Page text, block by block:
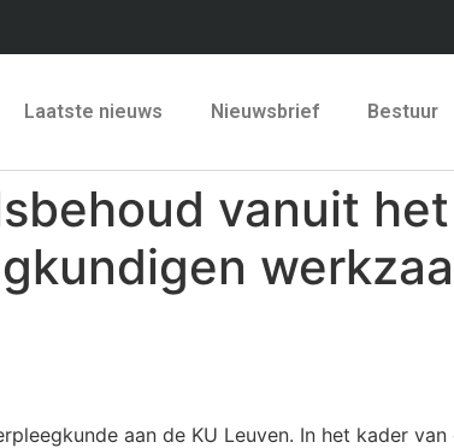
Laatste nieuws Nieuwsbrief Bestuur
vanuit
aan de KU Leuven. In het kader